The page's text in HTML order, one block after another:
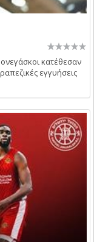
κατέθεσαν
εγγυήσεις